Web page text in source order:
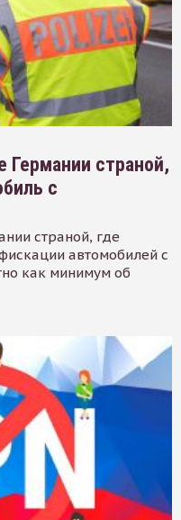
Германии страной,
с
страной, где
автомобилей с
как минимум об